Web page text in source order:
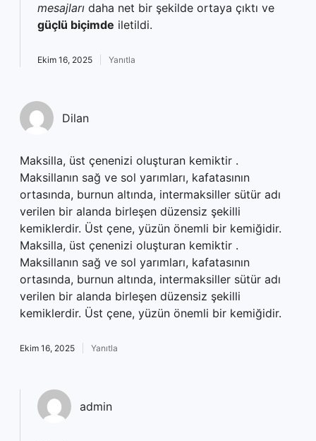
mesajları daha net bir şekilde ortaya çıktı ve
güçlü biçimde iletildi.
Ekim 16, 2025 Yanıtla
Dilan
Maksilla, üst çenenizi oluşturan kemiktir .
Maksillanın sağ ve sol yarımları, kafatasının
ortasında, burnun altında, intermaksiller sütür adı
verilen bir alanda birleşen düzensiz şekilli
kemiklerdir. Üst çene, yüzün önemli bir kemiğidir.
Maksilla, üst çenenizi oluşturan kemiktir .
Maksillanın sağ ve sol yarımları, kafatasının
ortasında, burnun altında, intermaksiller sütür adı
verilen bir alanda birleşen düzensiz şekilli
kemiklerdir. Üst çene, yüzün önemli bir kemiğidir.
Ekim 16, 2025 Yanıtla
admin